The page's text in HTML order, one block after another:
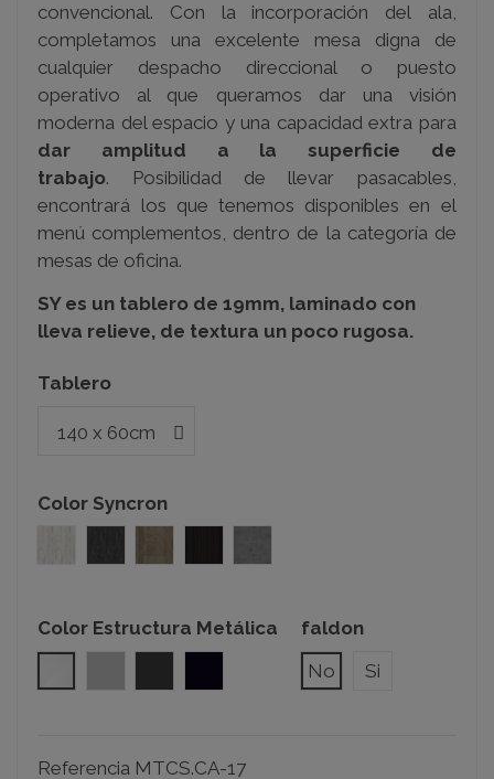
convencional. Con la incorporación del ala,
completamos una excelente mesa digna de
cualquier despacho direccional o puesto
operativo al que queramos dar una visión
moderna del espacio y una capacidad extra para
dar amplitud a la superficie de
trabajo. Posibilidad de llevar pasacables,
encontrará los que tenemos disponibles en el
menú complementos, dentro de la categoría de
mesas de oficina.
SY es un tablero de 19mm, laminado con
lleva relieve, de textura un poco rugosa.
Tablero
Color Syncron
Color Estructura Metálica
faldon
No
Si
Referencia MTCS.CA-17